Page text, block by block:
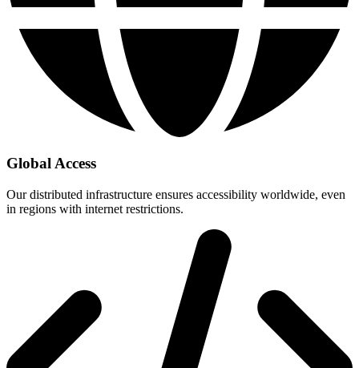
Global Access
Our distributed infrastructure ensures accessibility worldwide, even
in regions with internet restrictions.